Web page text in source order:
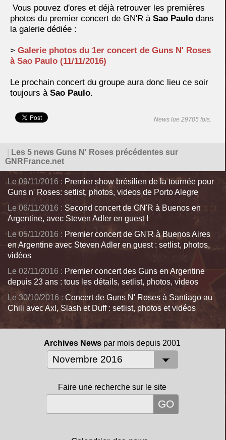
Vous pouvez d'ores et déjà retrouver les premières
photos du premier concert de GN'R à Sao Paulo dans
la galerie dédiée :
> Galerie photos du 1er concert de Guns N' Roses
à Sao Paulo (11/11/2016)
Le prochain concert du groupe aura donc lieu ce soir
toujours à Sao Paulo.
News lue 29705 fois.
Les 5 news Guns N' Roses précédentes sur
GNRFrance.net
Le 09/11/2016 : Premier show brésilien de la tournée pour
Guns n' Roses: setlist, photos, videos de Porto Alegre
Le 06/11/2016 : Second concert de GN'R à Buenos en
Argentine, avec Steven Adler en guest !
Le 05/11/2016 : Premier concert de GN'R à Buenos Aires
en Argentine avec Steven Adler en guest : setlist, photos,
vidéos
Le 02/11/2016 : Premier concert des Guns en Argentine
depuis 23 ans : tous les détails, setlist, photos, videos
Le 30/10/2016 : Concert de Guns N' Roses à Santiago au
Chili avec Axl, Slash et Duff : setlist, photos et vidéos
Archives News par mois depuis 2001
Faire une recherche sur le site